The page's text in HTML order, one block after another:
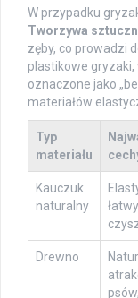
W przypadku
Tworzywa
zęby, co prowadzi
plastikowe
oznaczone jako
materiałów
Typ
materiału
Kauczuk
naturalny
Drewno